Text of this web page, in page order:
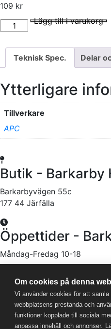
109 kr
I lager
Propeller 13x6 Sport Skjutande mängd Lägg till i varukorg
Teknisk Spec. Delar
Ytterligare
Tillverkare
APC
Butik - Barkarby
Barkarbyvägen 55c
177 44 Järfälla
Öppettider -
Måndag-Fredag 10-18
Lördag 11-16
Om cookies på denna
Vi använder cookies för att
webbplatsens prestanda och
funktioner kopplade till sociala
anpassa innehåll och annonser.